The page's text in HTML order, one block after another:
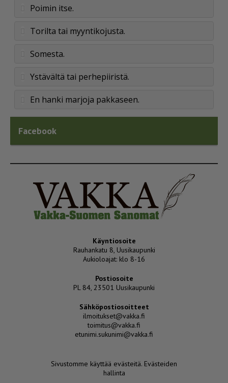
Poimin itse.
Torilta tai myyntikojusta.
Somesta.
Ystävältä tai perhepiiristä.
En hanki marjoja pakkaseen.
Facebook
Käyntiosoite
Rauhankatu 8, Uusikaupunki
Aukioloajat: klo 8-16
Postiosoite
PL 84, 23501 Uusikaupunki
Sähköpostiosoitteet
ilmoitukset@vakka.fi
toimitus@vakka.fi
etunimi.sukunimi@vakka.fi
Sivustomme käyttää evästeitä. Evästeiden
hallinta